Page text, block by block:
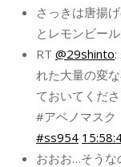
さっきは唐揚
とレモンビー
RT @29shinto
れた大量の変
ておいてくださ
#アベノマスク
#ss954
おおお…そうな